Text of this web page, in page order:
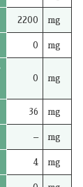
2200 mg
0 mg
0 mg
36 mg
– mg
4 mg